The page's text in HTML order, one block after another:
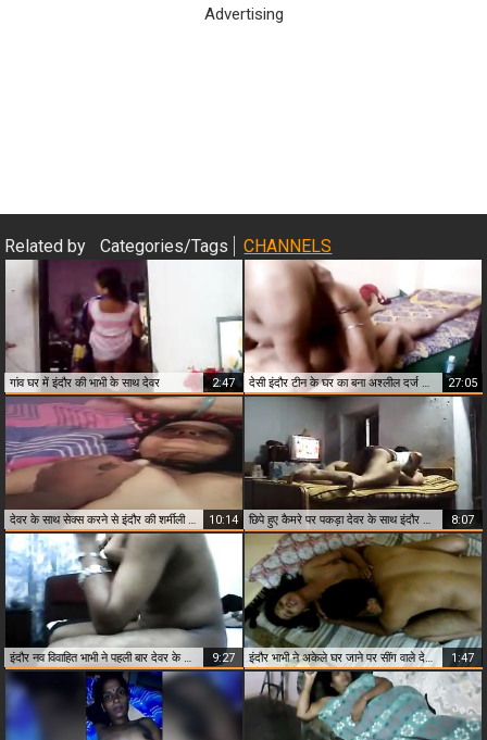
Advertising
Related by Categories/Tags CHANNELS
गांव घर में इंदौर की भाभी के साथ देवर 2:47 देसी इंदौर टीन के घर का बना अश्लील दर्ज की गई 27:05
देवर के साथ सेक्स करने से इंदौर की शर्मीली भाभी लीक हो गई 10:14 छिपे हुए कैमरे पर पकड़ा देवर के साथ इंदौर देसी भाभी होम सेक्स 8:07
9:27 इंदौर भाभी ने अकेले घर जाने पर सींग वाले देवर द्वारा खोजबीन की 1:47